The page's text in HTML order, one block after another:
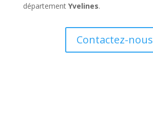
département Yvelines.
Contactez-nous